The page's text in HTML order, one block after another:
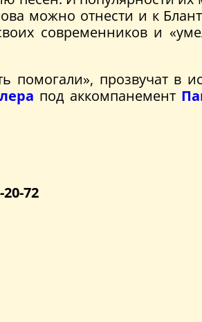
можно отнести и к
современников и
прозвучат в
под аккомпанемент
72